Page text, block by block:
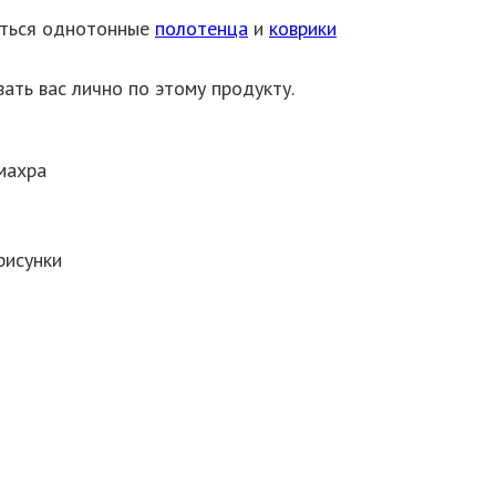
однотонные полотенца и коврики
вас лично по этому продукту.